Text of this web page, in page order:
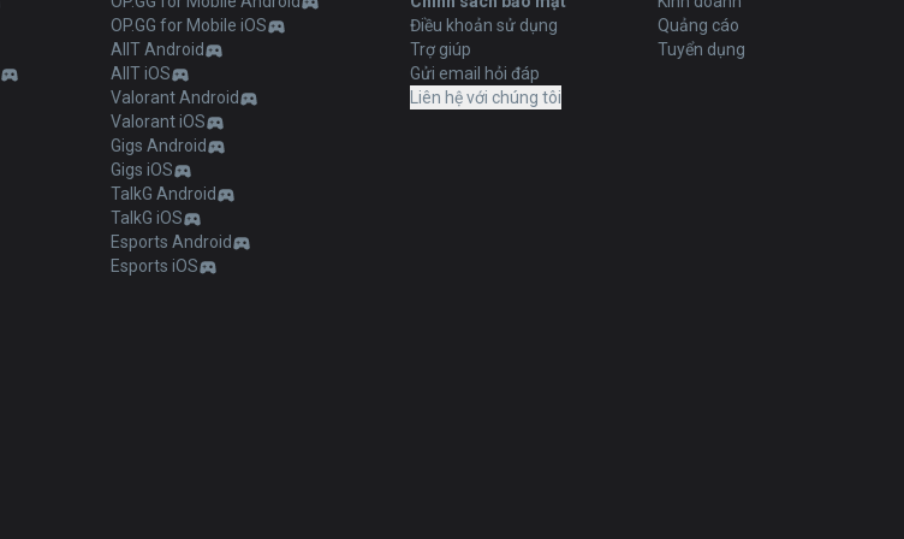
OP.GG for Mobile iOS
AllT Android
AllT iOS
Valorant Android
Valorant iOS
Gigs Android
Gigs iOS
TalkG Android
TalkG iOS
Esports Android
Esports iOS
Điều khoản sử dụng
Trợ giúp
Gửi email hỏi đáp
Liên hệ với chúng tôi
Quảng cáo
Tuyển dụng